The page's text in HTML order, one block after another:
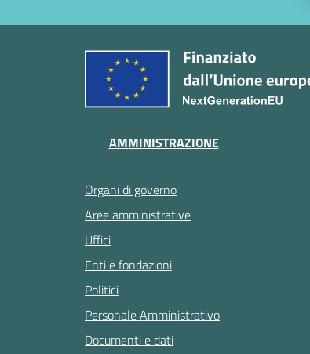
AMMINISTRAZIONE
Organi di governo
Aree amministrative
Uffici
Enti e fondazioni
Politici
Personale Amministrativo
Documenti e dati